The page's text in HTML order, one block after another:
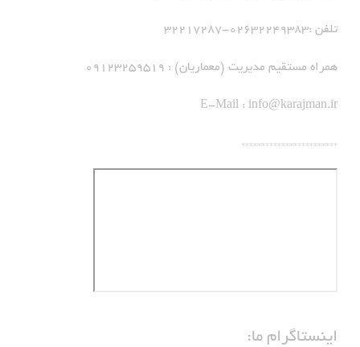
تلفن :02632249383-32217287
همراه مستقیم مدیریت (معماریان) : 09123259519
E-Mail : info@karajman.ir
************************
اینستاگرام ما: